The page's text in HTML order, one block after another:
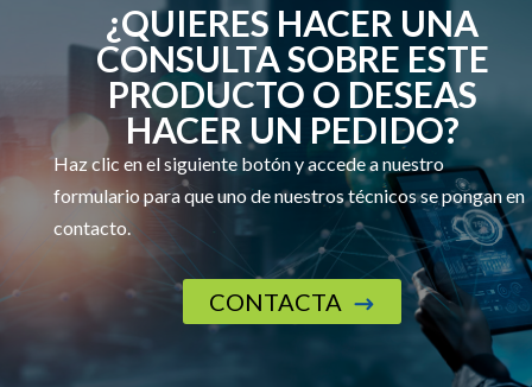
¿QUIERES HACER UNA
CONSULTA SOBRE ESTE
PRODUCTO O DESEAS
HACER UN PEDIDO?
Haz clic en el siguiente botón y accede a nuestro
formulario para que uno de nuestros técnicos se pongan en
contacto.
CONTACTA $